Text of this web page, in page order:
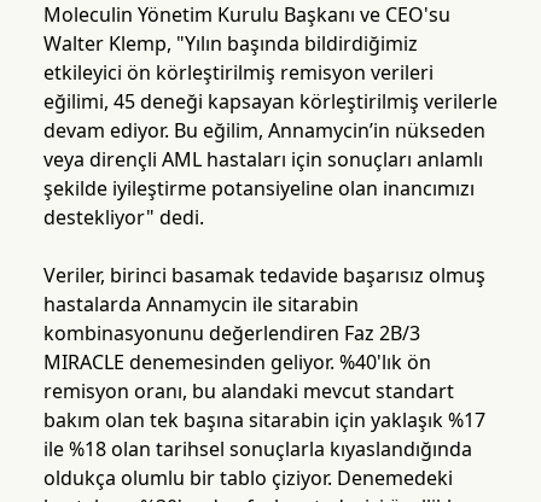
Moleculin Yönetim Kurulu Başkanı ve CEO'su
Walter Klemp, "Yılın başında bildirdiğimiz
etkileyici ön körleştirilmiş remisyon verileri
eğilimi, 45 deneği kapsayan körleştirilmiş verilerle
devam ediyor. Bu eğilim, Annamycin’in nükseden
veya dirençli AML hastaları için sonuçları anlamlı
şekilde iyileştirme potansiyeline olan inancımızı
destekliyor" dedi.
Veriler, birinci basamak tedavide başarısız olmuş
hastalarda Annamycin ile sitarabin
kombinasyonunu değerlendiren Faz 2B/3
MIRACLE denemesinden geliyor. %40'lık ön
remisyon oranı, bu alandaki mevcut standart
bakım olan tek başına sitarabin için yaklaşık %17
ile %18 olan tarihsel sonuçlarla kıyaslandığında
oldukça olumlu bir tablo çiziyor. Denemedeki